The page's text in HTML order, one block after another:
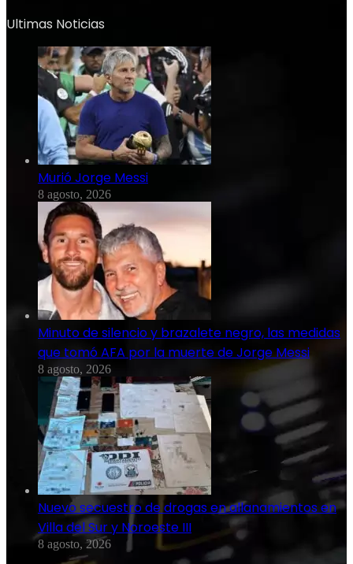
Ultimas Noticias
Murió Jorge Messi
8 agosto, 2026
Minuto de silencio y brazalete negro, las medidas
que tomó AFA por la muerte de Jorge Messi
8 agosto, 2026
Nuevo secuestro de drogas en allanamientos en
Villa del Sur y Noroeste III
8 agosto, 2026